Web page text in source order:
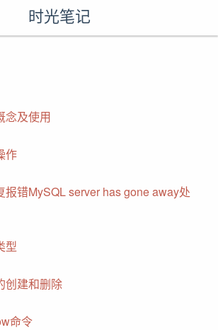
时光笔记
念及使用
作
报错MySQL server has gone away处
型
创建和删除
命令